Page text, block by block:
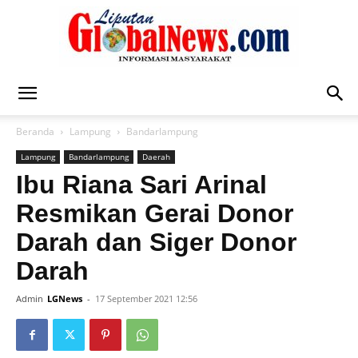
Global
News
Beranda Lampung Bandarlampung
Lampung Bandarlampung Daerah
Ibu Riana Sari Arinal
Resmikan Gerai Donor
Darah dan Siger Donor
Darah
Admin LGNews - 17 September 2021 12:56